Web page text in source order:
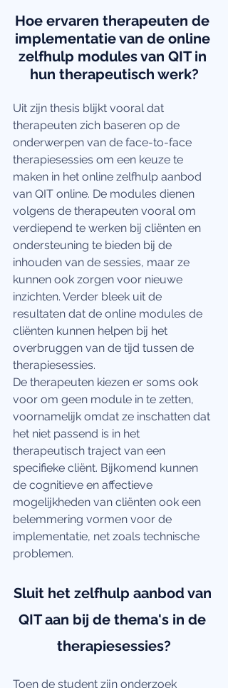
Hoe ervaren therapeuten de
implementatie van de online
zelfhulp modules van QIT in
hun therapeutisch werk?
Uit zijn thesis blijkt vooral dat
therapeuten zich baseren op de
onderwerpen van de face-to-face
therapiesessies om een keuze te
maken in het online zelfhulp aanbod
van QIT online. De modules dienen
volgens de therapeuten vooral om
verdiepend te werken bij cliënten en
ondersteuning te bieden bij de
inhouden van de sessies, maar ze
kunnen ook zorgen voor nieuwe
inzichten. Verder bleek uit de
resultaten dat de online modules de
cliënten kunnen helpen bij het
overbruggen van de tijd tussen de
therapiesessies.
De therapeuten kiezen er soms ook
voor om geen module in te zetten,
voornamelijk omdat ze inschatten dat
het niet passend is in het
therapeutisch traject van een
specifieke cliënt. Bijkomend kunnen
de cognitieve en affectieve
mogelijkheden van cliënten ook een
belemmering vormen voor de
implementatie, net zoals technische
problemen.
Sluit het zelfhulp aanbod van
QIT aan bij de thema's in de
therapiesessies?
Toen de student zijn onderzoek